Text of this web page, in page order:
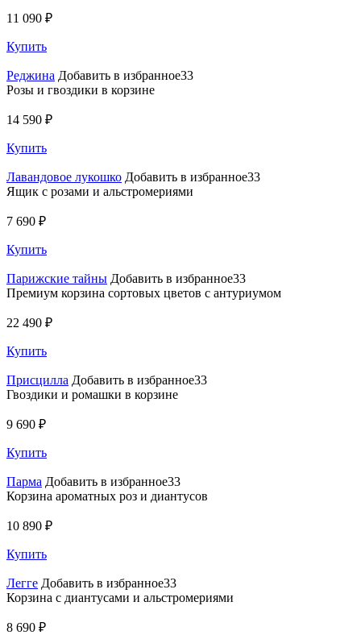
11 090 ₽
Купить
Реджина Добавить в избранное33
Розы и гвоздики в корзине
14 590 ₽
Купить
Лавандовое лукошко Добавить в избранное33
Ящик с розами и альстромериями
7 690 ₽
Купить
Парижские тайны Добавить в избранное33
Премиум корзина сортовых цветов с антуриумом
22 490 ₽
Купить
Присцилла Добавить в избранное33
Гвоздики и ромашки в корзине
9 690 ₽
Купить
Парма Добавить в избранное33
Корзина ароматных роз и диантусов
10 890 ₽
Купить
Легге Добавить в избранное33
Корзина с диантусами и альстромериями
8 690 ₽